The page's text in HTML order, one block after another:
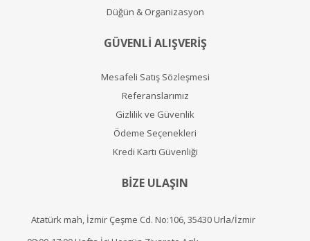
Düğün & Organizasyon
GÜVENLİ ALIŞVERİŞ
Mesafeli Satış Sözleşmesi
Referanslarımız
Gizlilik ve Güvenlik
Ödeme Seçenekleri
Kredi Kartı Güvenliği
BİZE ULAŞIN
Atatürk mah, İzmir Çeşme Cd. No:106, 35430 Urla/İzmir